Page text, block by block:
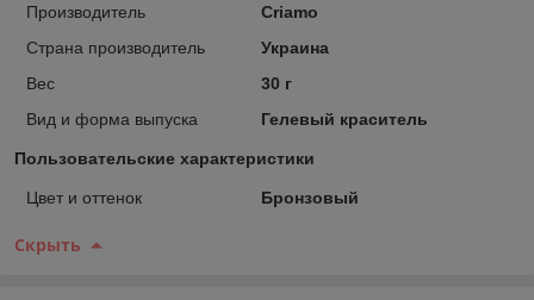
Производитель
Criamo
Страна производитель
Украина
Вес
30 г
Вид и форма выпуска
Гелевый краситель
Пользовательские характеристики
Цвет и оттенок Бронзовый
Скрыть